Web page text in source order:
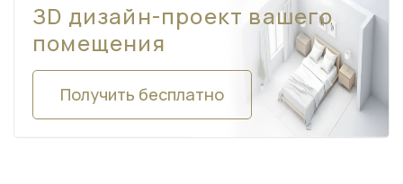
ЗD дизайн-проект вашего
помещения
Получить бесплатно